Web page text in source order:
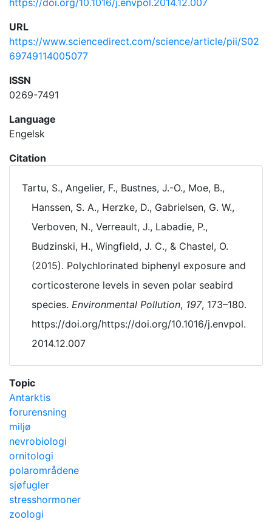
https://doi.org/10.1016/j.envpol.2014.12.007
URL
https://www.sciencedirect.com/science/article/pii/S02
69749114005077
ISSN
0269-7491
Language
Engelsk
Citation
Tartu, S., Angelier, F., Bustnes, J.-O., Moe, B.,
Hanssen, S. A., Herzke, D., Gabrielsen, G. W.,
Verboven, N., Verreault, J., Labadie, P.,
Budzinski, H., Wingfield, J. C., & Chastel, O.
(2015). Polychlorinated biphenyl exposure and
corticosterone levels in seven polar seabird
species. Environmental Pollution, 197, 173–180.
https://doi.org/https://doi.org/10.1016/j.envpol.
2014.12.007
Topic
Antarktis
forurensning
miljø
nevrobiologi
ornitologi
polarområdene
sjøfugler
stresshormoner
zoologi